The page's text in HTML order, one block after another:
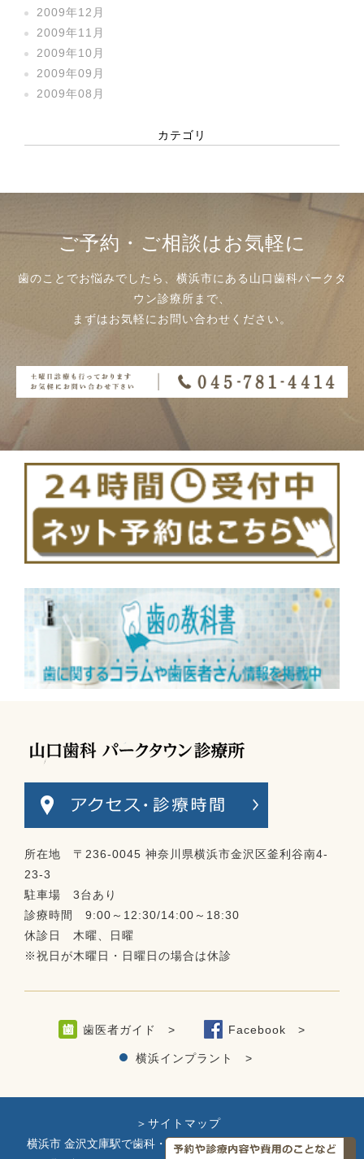
2009年12月
2009年11月
2009年10月
2009年09月
2009年08月
カテゴリ
ご予約・ご相談はお気軽に
歯のことでお悩みでしたら、横浜市にある山口歯科パークタ
ウン診療所まで、
まずはお気軽にお問い合わせください。
所在地 〒236-0045 神奈川県横浜市金沢区釜利谷南4-
23-3
駐車場 3台あり
診療時間 9:00～12:30/14:00～18:30
休診日 木曜、日曜
※祝日が木曜日・日曜日の場合は休診
歯医者ガイド > Facebook >
横浜インプラント >
＞サイトマップ
横浜市 金沢文庫駅で歯科・歯医者をお探しの際はお気軽にお